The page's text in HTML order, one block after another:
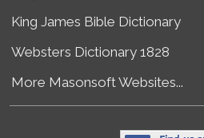
King James Bible Dictionary
Websters Dictionary 1828
More Masonsoft Websites...